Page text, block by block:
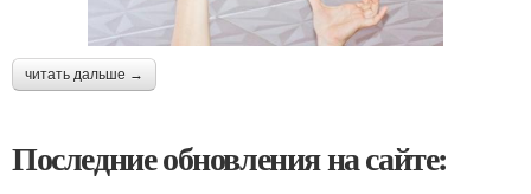
читать дальше →
Последние обновления на сайте: